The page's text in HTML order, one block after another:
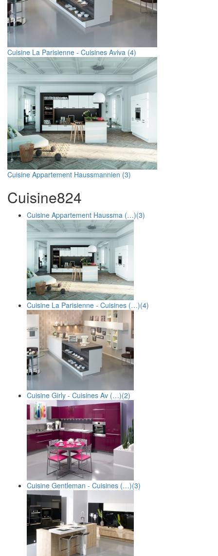
Cuisine La Parisienne - Cuisines Aviva (4)
Cuisine Appartement Haussmannien (3)
Cuisine824
Cuisine Appartement Haussma (…)(3)
Cuisine La Parisienne - Cuisines (…)(4)
Cuisine Girly - Cuisines Av (…)(2)
Cuisine Gentleman - Cuisines (…)(3)